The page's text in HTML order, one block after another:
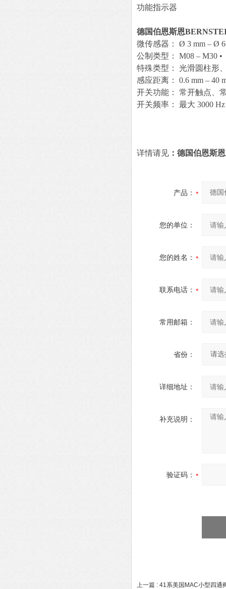
功能指示器
德国伯恩斯恩
微传感器： Ø 3 mm – Ø 6
公制类型： M08 – M30 •
特殊类型： 光滑圆柱形
感应距离： 0.6 mm – 40
开关功能： 常开触点、
开关频率： 最大 3000
详情请见 ：德国伯恩斯
产品：
您的单位：
您的姓名：
联系电话：
常用邮箱：
省份：
详细地址：
补充说明：
验证码：
上一篇 : 41系美国MAC小型四通